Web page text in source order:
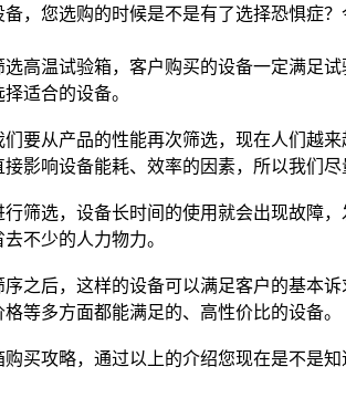
备，您选购的时候是不是有了选择恐惧症
温试验箱，客户购买的设备一定满足试
适合的设备。
从产品的性能再次筛选，现在人们越来
影响设备能耗、效率的因素，所以我们
选，设备长时间的使用就会出现故障，
不少的人力物力。
后，这样的设备可以满足客户的基本诉
等多方面都能满足的、高性价比的设备。
攻略，通过以上的介绍您现在是不是知